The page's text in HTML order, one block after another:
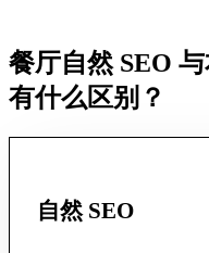
餐厅自然 SEO 与
有什么区别？
自然 SEO